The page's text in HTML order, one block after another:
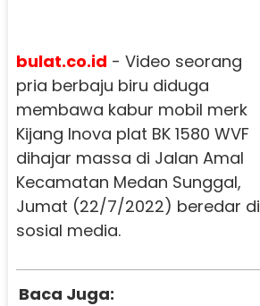
bulat.co.id - Video seorang
pria berbaju biru diduga
membawa kabur mobil merk
Kijang Inova plat BK 1580 WVF
dihajar massa di Jalan Amal
Kecamatan Medan Sunggal,
Jumat (22/7/2022) beredar di
sosial media.
Baca Juga: